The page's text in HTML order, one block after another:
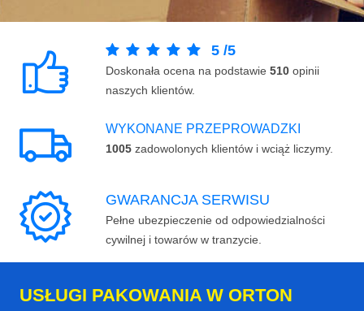
5 /5
Doskonała ocena na podstawie 510 opinii
naszych klientów.
WYKONANE PRZEPROWADZKI
1005 zadowolonych klientów i wciąż liczymy.
GWARANCJA SERWISU
Pełne ubezpieczenie od odpowiedzialności
cywilnej i towarów w tranzycie.
USŁUGI PAKOWANIA W ORTON